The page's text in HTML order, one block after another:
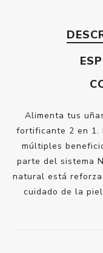
Alimenta tus
fortificante 2 en 1.
múltiples
parte del sistema
natural está
cuidado de la